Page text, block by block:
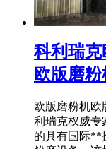
科利瑞
欧版磨
欧版磨粉机欧
利瑞克权威专
的具有国际**